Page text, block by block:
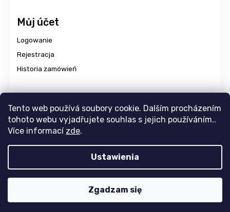
Tento web používá soubory cookie. Dalším procházením
tohoto webu vyjadřujete souhlas s jejich používáním..
Více informací zde.
Ustawienia
Zgadzam się
Můj účet
Logowanie
Rejestracja
Historia zamówień
Edytuj ustawienia plików cookie